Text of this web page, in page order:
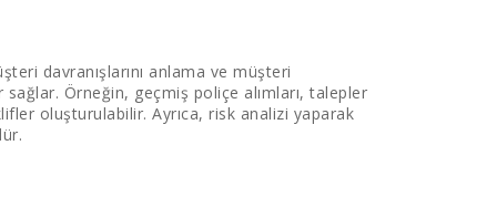
davranışlarını anlama ve müşteri
Örneğin, geçmiş poliçe alımları, talepler
oluşturulabilir. Ayrıca, risk analizi yaparak